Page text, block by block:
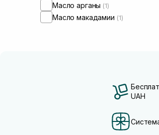
Масло арганы (1)
Масло макадамии (1)
UAH